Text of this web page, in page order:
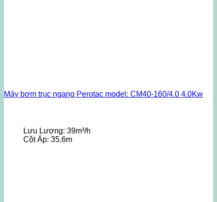
Máy bơm trục ngang Perotac model: CM40-160/4.0 4.0Kw
Lưu Lượng: 39m³/h
Cột Áp: 35.6m